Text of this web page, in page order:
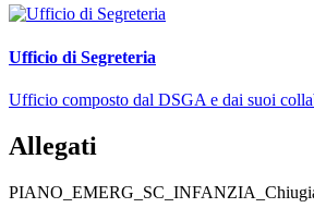
Ufficio di Segreteria
Ufficio composto dal DSGA e dai suoi
Allegati